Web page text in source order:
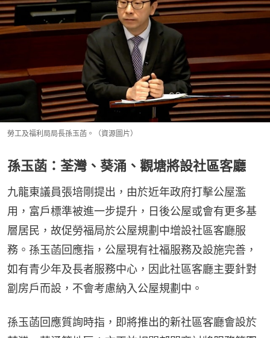
勞工及福利局局長孫玉菡。（資源圖片）
孫玉菡：荃灣、葵涌、觀塘將設社區客廳
九龍東議員張培剛提出，由於近年政府打擊公屋濫
用，富戶標準被進一步提升，日後公屋或會有更多基
層居民，故促勞福局於公屋規劃中增設社區客廳服
務。孫玉菡回應指，公屋現有社福服務及設施完善，
如有青少年及長者服務中心，因此社區客廳主要針對
劏房戶而設，不會考慮納入公屋規劃中。
孫玉菡回應質詢時指，即將推出的新社區客廳會設於